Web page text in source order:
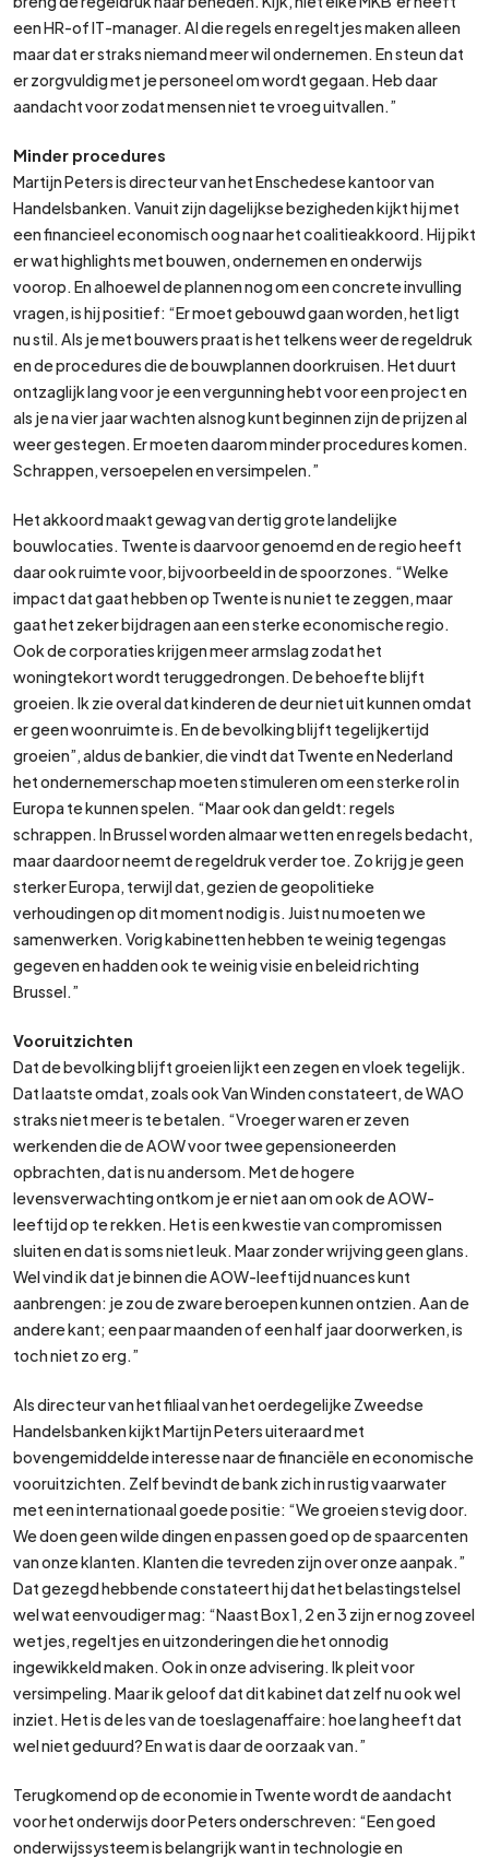
een HR-of IT-manager. Al die regels en regeltjes maken alleen
maar dat er straks niemand meer wil ondernemen. En steun dat
er zorgvuldig met je personeel om wordt gegaan. Heb daar
aandacht voor zodat mensen niet te vroeg uitvallen.”
Minder procedures
Martijn Peters is directeur van het Enschedese kantoor van
Handelsbanken. Vanuit zijn dagelijkse bezigheden kijkt hij met
een financieel economisch oog naar het coalitieakkoord. Hij pikt
er wat highlights met bouwen, ondernemen en onderwijs
voorop. En alhoewel de plannen nog om een concrete invulling
vragen, is hij positief: “Er moet gebouwd gaan worden, het ligt
nu stil. Als je met bouwers praat is het telkens weer de regeldruk
en de procedures die de bouwplannen doorkruisen. Het duurt
ontzaglijk lang voor je een vergunning hebt voor een project en
als je na vier jaar wachten alsnog kunt beginnen zijn de prijzen al
weer gestegen. Er moeten daarom minder procedures komen.
Schrappen, versoepelen en versimpelen.”
Het akkoord maakt gewag van dertig grote landelijke
bouwlocaties. Twente is daarvoor genoemd en de regio heeft
daar ook ruimte voor, bijvoorbeeld in de spoorzones. “Welke
impact dat gaat hebben op Twente is nu niet te zeggen, maar
gaat het zeker bijdragen aan een sterke economische regio.
Ook de corporaties krijgen meer armslag zodat het
woningtekort wordt teruggedrongen. De behoefte blijft
groeien. Ik zie overal dat kinderen de deur niet uit kunnen omdat
er geen woonruimte is. En de bevolking blijft tegelijkertijd
groeien”, aldus de bankier, die vindt dat Twente en Nederland
het ondernemerschap moeten stimuleren om een sterke rol in
Europa te kunnen spelen. “Maar ook dan geldt: regels
schrappen. In Brussel worden almaar wetten en regels bedacht,
maar daardoor neemt de regeldruk verder toe. Zo krijg je geen
sterker Europa, terwijl dat, gezien de geopolitieke
verhoudingen op dit moment nodig is. Juist nu moeten we
samenwerken. Vorig kabinetten hebben te weinig tegengas
gegeven en hadden ook te weinig visie en beleid richting
Brussel.”
Vooruitzichten
Dat de bevolking blijft groeien lijkt een zegen en vloek tegelijk.
Dat laatste omdat, zoals ook Van Winden constateert, de WAO
straks niet meer is te betalen. “Vroeger waren er zeven
werkenden die de AOW voor twee gepensioneerden
opbrachten, dat is nu andersom. Met de hogere
levensverwachting ontkom je er niet aan om ook de AOW-
leeftijd op te rekken. Het is een kwestie van compromissen
sluiten en dat is soms niet leuk. Maar zonder wrijving geen glans.
Wel vind ik dat je binnen die AOW-leeftijd nuances kunt
aanbrengen: je zou de zware beroepen kunnen ontzien. Aan de
andere kant; een paar maanden of een half jaar doorwerken, is
toch niet zo erg.”
Als directeur van het filiaal van het oerdegelijke Zweedse
Handelsbanken kijkt Martijn Peters uiteraard met
bovengemiddelde interesse naar de financiële en economische
vooruitzichten. Zelf bevindt de bank zich in rustig vaarwater
met een internationaal goede positie: “We groeien stevig door.
We doen geen wilde dingen en passen goed op de spaarcenten
van onze klanten. Klanten die tevreden zijn over onze aanpak.”
Dat gezegd hebbende constateert hij dat het belastingstelsel
wel wat eenvoudiger mag: “Naast Box 1, 2 en 3 zijn er nog zoveel
wetjes, regeltjes en uitzonderingen die het onnodig
ingewikkeld maken. Ook in onze advisering. Ik pleit voor
versimpeling. Maar ik geloof dat dit kabinet dat zelf nu ook wel
inziet. Het is de les van de toeslagenaffaire: hoe lang heeft dat
wel niet geduurd? En wat is daar de oorzaak van.”
Terugkomend op de economie in Twente wordt de aandacht
voor het onderwijs door Peters onderschreven: “Een goed
onderwijssysteem is belangrijk want in technologie en